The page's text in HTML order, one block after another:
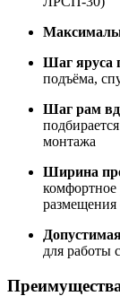
Шаг яруса
подъёма,
Шаг рам
монтажа
Ширина
комфортное
размещения
для работы